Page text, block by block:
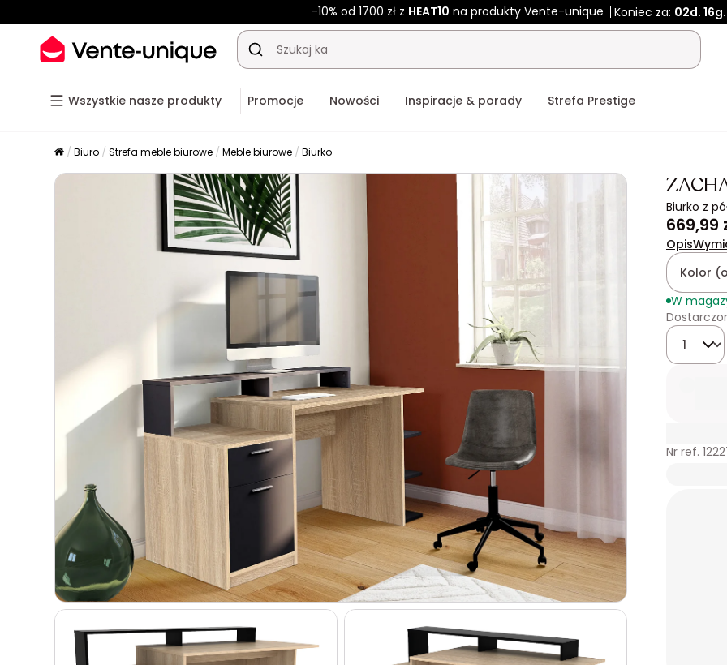
-10% od 1700 zł z HEAT10 na produkty Vente-unique Koniec za: 02d. 16g.
Wszystkie nasze produkty Promocje Nowości Inspiracje & porady Strefa Prestige
Biuro Strefa meble biurowe Meble biurowe Biurko
Biurko z
669,99
Opis
Kolor
W
Ilość
Nr ref.